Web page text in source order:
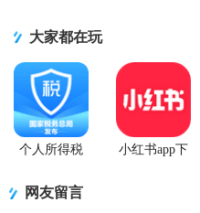
大家都在玩
个人所得税
小红书app下
网友留言